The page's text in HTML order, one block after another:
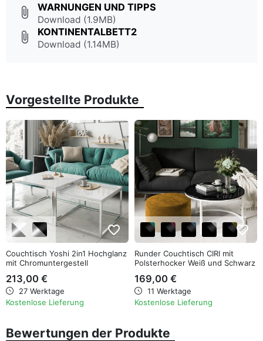
attach_file WARNUNGEN UND TIPPS
Download (1.9MB)
attach_file KONTINENTALBETT2
Download (1.14MB)
Vorgestellte Produkte
favorite_border
Couchtisch Yoshi 2in1 Hochglanz
mit Chromuntergestell
213,00 €
27 Werktage
Kostenlose Lieferung
favorite_border
Runder Couchtisch CIRI mit
Polsterhocker Weiß und Schwarz
169,00 €
11 Werktage
Kostenlose Lieferung
Bewertungen der Produkte